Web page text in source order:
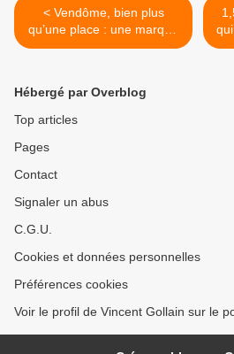
< Vendôme, bien plus
qu’une place : une marque
également !
Hébergé par Overblog
Top articles
Pages
Contact
Signaler un abus
C.G.U.
Cookies et données personnelles
Préférences cookies
Voir le profil de Vincent Gollain sur le